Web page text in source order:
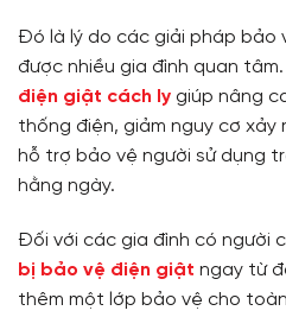
Đó là lý do các giải pháp bảo
được nhiều gia đình quan
điện giật cách ly giúp nâng
thống điện, giảm nguy cơ xảy
hỗ trợ bảo vệ người sử dụng
hằng ngày.
Đối với các gia đình có người
bị bảo vệ điện giật ngay từ
thêm một lớp bảo vệ cho